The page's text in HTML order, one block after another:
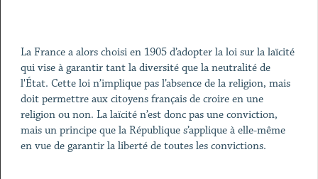
La France a alors choisi en 1905 d’adopter la loi sur la laïcité
qui vise à garantir tant la diversité que la neutralité de
l'État. Cette loi n’implique pas l’absence de la religion, mais
doit permettre aux citoyens français de croire en une
religion ou non. La laïcité n’est donc pas une conviction,
mais un principe que la République s’applique à elle-même
en vue de garantir la liberté de toutes les convictions.